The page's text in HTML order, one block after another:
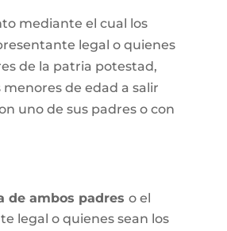
mediante el cual los
legal o quienes
de la patria potestad,
de edad a salir
uno de sus padres o con
de ambos padres o el
legal o quienes sean los